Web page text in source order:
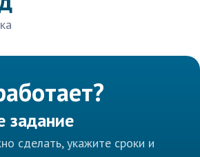
задание
сделать, укажите сроки и